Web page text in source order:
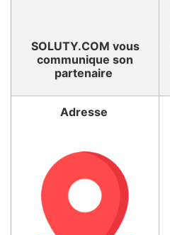
SOLUTY.COM vous
communique son
partenaire
Adresse